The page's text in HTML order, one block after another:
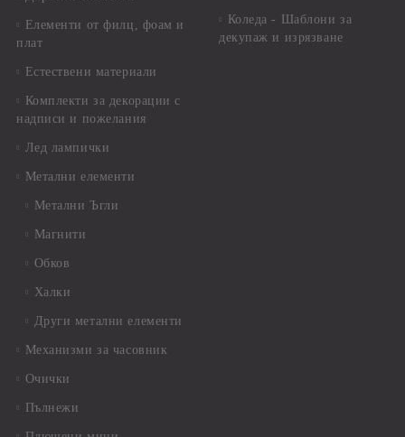
Елементи от филц, фоам и
плат
Естествени материали
Комплекти за декорации с
надписи и пожелания
Лед лампички
Метални елементи
Метални Ъгли
Магнити
Обков
Халки
Други метални елементи
Механизми за часовник
Очички
Пълнежи
Коледа - Шаблони за
декупаж и изрязване